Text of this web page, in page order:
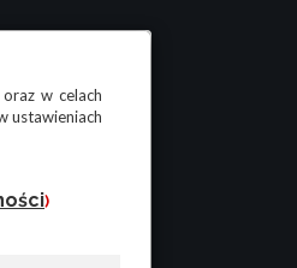
w celach
ustawieniach
)